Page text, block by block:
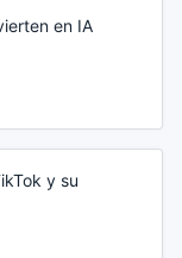
en IA
y su